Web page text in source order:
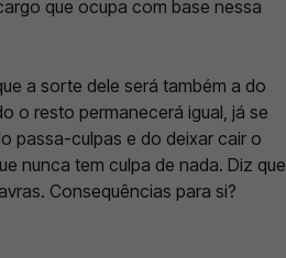
que ocupa com base nessa
a sorte dele será também a do
o resto permanecerá igual, já se
passa-culpas e do deixar cair o
nunca tem culpa de nada. Diz que
Consequências para si?